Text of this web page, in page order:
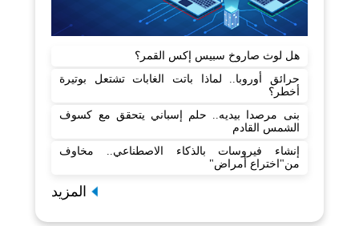
هل لوث صاروخ سبيس إكس القمر؟
حرائق أوروبا.. لماذا باتت الغابات تشتعل بوتيرة
أخطر؟
بنى مرصدا بيديه.. حلم إسباني يتحقق مع كسوف
الشمس القادم
إنشاء فيروسات بالذكاء الاصطناعي.. مخاوف
من"اختراع أمراض"
المزيد